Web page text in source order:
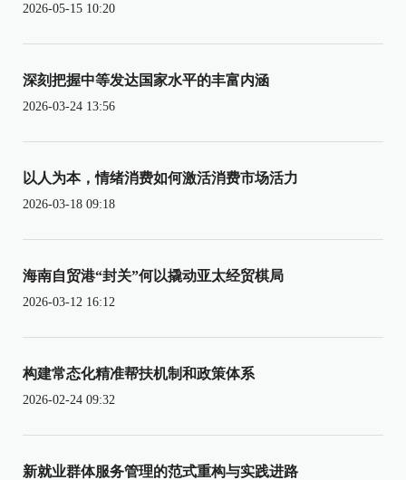
2026-05-15 10:20
深刻把握中等发达国家水平的丰富内涵
2026-03-24 13:56
以人为本，情绪消费如何激活消费市场活力
2026-03-18 09:18
海南自贸港“封关”何以撬动亚太经贸棋局
2026-03-12 16:12
构建常态化精准帮扶机制和政策体系
2026-02-24 09:32
新就业群体服务管理的范式重构与实践进路